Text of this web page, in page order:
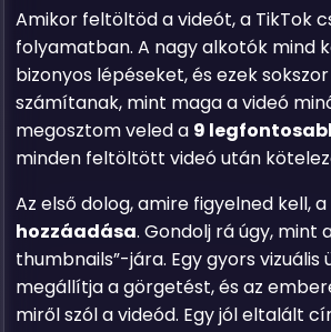
Amikor feltöltöd a videót, a TikTok
folyamatban. A nagy alkotók mind
bizonyos lépéseket, és ezek
számítanak, mint maga a videó
megosztom veled a 9
minden feltöltött videó után
Az első dolog, amire figyelned kell, a
hozzáadása. Gondolj rá úgy, mint
thumbnails”-jára. Egy gyors vizuális
megállítja a görgetést, és az
miről szól a videód. Egy jól eltalált